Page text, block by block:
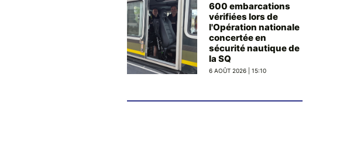
600 embarcations
vérifiées lors de
l'Opération nationale
concertée en
sécurité nautique de
la SQ
6 AOÛT 2026 | 15:10